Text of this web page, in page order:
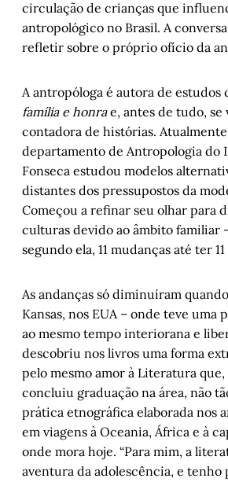
circulação de crianças que
antropológico no Brasil. A
refletir sobre o próprio ofício da
A antropóloga é autora de estudos
família e honrae, antes de tudo, se
contadora de histórias.
departamento de Antropologia do
Fonseca estudou modelos
distantes dos pressupostos da
Começou a refinar seu olhar para
culturas devido ao âmbito familiar
segundo ela, 11 mudanças até ter
As andanças só diminuíram
Kansas, nos EUA – onde teve uma
ao mesmo tempo interiorana e
descobriu nos livros uma forma
pelo mesmo amor à Literatura que,
concluiu graduação na área, não
prática etnográfica elaborada nos
em viagens à Oceania, África e à
onde mora hoje. “Para mim, a
aventura da adolescência, e tenho